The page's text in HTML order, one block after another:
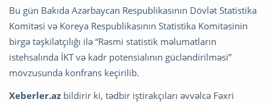
Bu gün Bakıda Azərbaycan Respublikasının Dövlət Statistika
Komitəsi və Koreya Respublikasının Statistika Komitəsinin
birgə təşkilatçılığı ilə “Rəsmi statistik məlumatların
istehsalında İKT və kadr potensialının gücləndirilməsi”
mövzusunda konfrans keçirilib.
Xeberler.az bildirir ki, tədbir iştirakçıları əvvəlcə Fəxri